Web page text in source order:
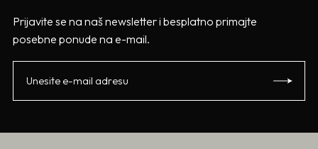
Prijavite se na naš newsletter i besplatno primajte
posebne ponude na e-mail.